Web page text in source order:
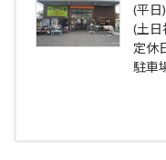
(平
(土日
定休
駐車